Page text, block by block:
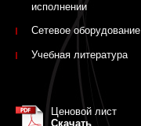
исполнении
Сетевое оборудование
Учебная литература
Ценовой лист
Скачать